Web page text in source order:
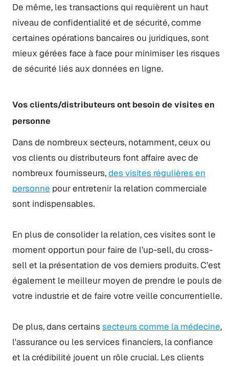
De même, les transactions qui requièrent un haut
niveau de confidentialité et de sécurité, comme
certaines opérations bancaires ou juridiques, sont
mieux gérées face à face pour minimiser les risques
de sécurité liés aux données en ligne.
Vos clients/distributeurs ont besoin de visites en
personne
Dans de nombreux secteurs, notamment, ceux ou
vos clients ou distributeurs font affaire avec de
nombreux fournisseurs,des visites régulières en
personne pour entretenir la relation commerciale
sont indispensables.
En plus de consolider la relation, ces visites sont le
moment opportun pour faire de l’up-sell, du cross-
sell et la présentation de vos derniers produits. C’est
également le meilleur moyen de prendre le pouls de
votre industrie et de faire votre veille concurrentielle.
D‍e plus, dans certainssecteurs comme la médecine,
l'assurance ou les services financiers, la confiance
et la crédibilité jouent un rôle crucial. Les clients